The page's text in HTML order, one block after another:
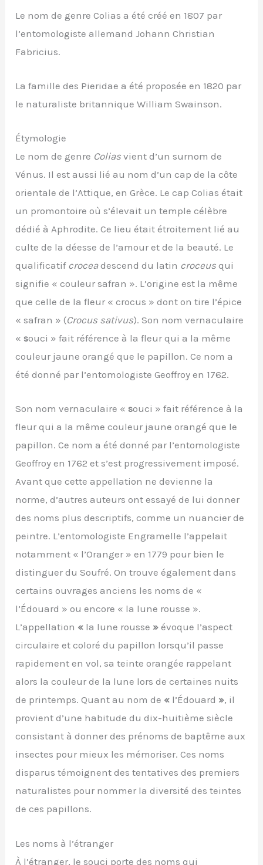
Le nom de genre Colias a été créé en 1807 par
l’entomologiste allemand Johann Christian
Fabricius.
La famille des Pieridae a été proposée en 1820 par
le naturaliste britannique William Swainson.
Étymologie
Le nom de genre Colias vient d’un surnom de
Vénus. Il est aussi lié au nom d’un cap de la côte
orientale de l’Attique, en Grèce. Le cap Colias était
un promontoire où s’élevait un temple célèbre
dédié à Aphrodite. Ce lieu était étroitement lié au
culte de la déesse de l’amour et de la beauté. Le
qualificatif croceadescend du latin croceus qui
signifie « couleur safran ». L’origine est la même
que celle de la fleur « crocus » dont on tire l’épice
« safran » (Crocus sativus). Son nom vernaculaire
«souci » fait référence à la fleur qui a la même
couleur jaune orangé que le papillon. Ce nom a
été donné par l’entomologiste Geoffroy en 1762.
Son nom vernaculaire «souci » fait référence à la
fleur qui a la même couleur jaune orangé que le
papillon. Ce nom a été donné par l’entomologiste
Geoffroy en 1762 et s’est progressivement imposé.
Avant que cette appellation ne devienne la
norme, d’autres auteurs ont essayé de lui donner
des noms plus descriptifs, comme un nuancier de
peintre. L’entomologiste Engramelle l’appelait
notamment « l’Oranger » en 1779 pour bien le
distinguer du Soufré. On trouve également dans
certains ouvrages anciens les noms de «
l’Édouard » ou encore « la lune rousse ».
L’appellation « la lune rousse » évoque l’aspect
circulaire et coloré du papillon lorsqu’il passe
rapidement en vol, sa teinte orangée rappelant
alors la couleur de la lune lors de certaines nuits
de printemps. Quant au nom de « l’Édouard », il
provient d’une habitude du dix-huitième siècle
consistant à donner des prénoms de baptême aux
insectes pour mieux les mémoriser. Ces noms
disparus témoignent des tentatives des premiers
naturalistes pour nommer la diversité des teintes
de ces papillons.
Les noms à l’étranger
À l’étranger, le souci porte des noms qui